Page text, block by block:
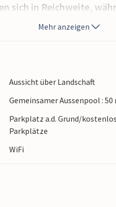
sich in Reichweite,
der besonders für
Stadt Ližnjan selbst
Besuchen Sie auch
in
Mehr anzeigen
Aussicht über Landschaft
Gemeinsamer Aussenpool : 50
Parkplatz a.d. Grund/
Parkplätze
WiFi